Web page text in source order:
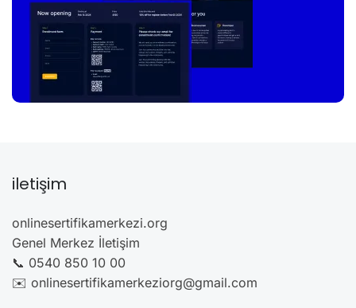
iletişim
onlinesertifikamerkezi.org
Genel Merkez İletişim
📞 0540 850 10 00
✉️ onlinesertifikamerkeziorg@gmail.com